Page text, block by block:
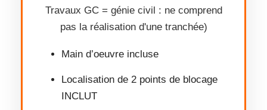
Travaux GC = génie civil : ne comprend
pas la réalisation d'une tranchée)
Main d’oeuvre incluse
Localisation de 2 points de blocage
INCLUT